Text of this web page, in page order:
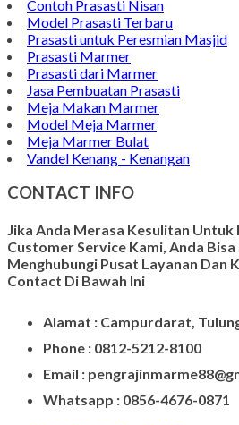
Contoh Prasasti Nisan
Model Prasasti Terbaru
Prasasti untuk Peresmian Masjid
Prasasti Marmer
Prasasti dari Marmer
Jasa Pembuatan Prasasti
Meja Makan Marmer
Model Meja Marmer
Meja Marmer Bulat
Vandel Kenang - Kenangan
CONTACT INFO
Jika Anda Merasa Kesulitan Untuk
Customer Service Kami, Anda Bisa
Menghubungi Pusat Layanan Dan
Contact Di Bawah Ini
Alamat : Campurdarat,
Phone : 0812-5212-8100
Email :
Whatsapp : 0856-4676-0871